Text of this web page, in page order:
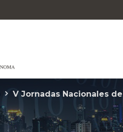
V Jornadas Nacionales